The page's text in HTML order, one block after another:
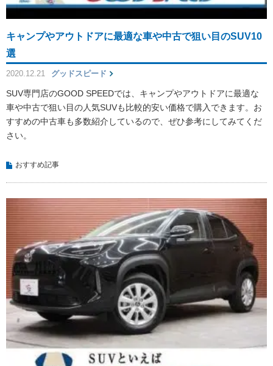
キャンプやアウトドアに最適な車や中古で狙い目のSUV10
選
2020.12.21 グッドスピード
SUV専門店のGOOD SPEEDでは、キャンプやアウトドアに最適な
車や中古で狙い目の人気SUVも比較的安い価格で購入できます。お
すすめの中古車も多数紹介しているので、ぜひ参考にしてみてくだ
さい。
おすすめ記事